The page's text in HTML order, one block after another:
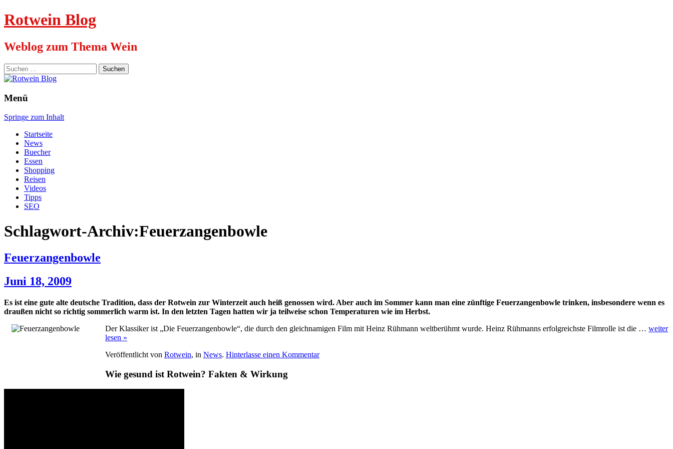
Rotwein Blog
Weblog zum Thema Wein
Suchen
nach:
Menü
Springe zum Inhalt
Startseite
News
Buecher
Essen
Shopping
Reisen
Videos
Tipps
SEO
Schlagwort-Archiv:Feuerzangenbowle
Feuerzangenbowle
Juni 18, 2009
Es ist eine gute alte deutsche Tradition, dass der Rotwein zur Winterzeit auch heiß genossen wird. Aber auch im Sommer kann man eine zünftige Feuerzangenbowle trinken, insbesondere wenn es
draußen nicht so richtig sommerlich warm ist. In den letzten Tagen hatten wir ja teilweise schon Temperaturen wie im Herbst.
Der Klassiker ist „Die Feuerzangenbowle“, die durch den gleichnamigen Film mit Heinz Rühmann weltberühmt wurde. Heinz Rühmanns erfolgreichste Filmrolle ist die … weiter
lesen »
Veröffentlicht von Rotwein, in News. Hinterlasse einen Kommentar
Wie gesund ist Rotwein? Fakten & Wirkung